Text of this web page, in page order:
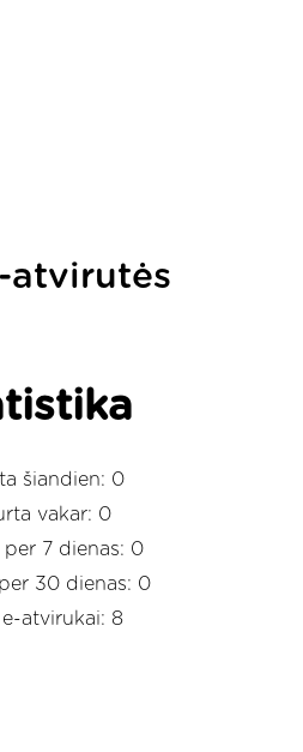
atvirutės
šiandien: 0
vakar: 0
per 7 dienas: 0
30 dienas: 0
e-atvirukai: 8